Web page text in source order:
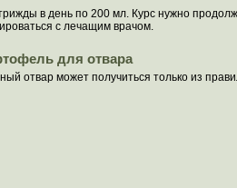
в день по 200 мл. Курс нужно
с лечащим врачом.
для отвара
отвар может получиться только из